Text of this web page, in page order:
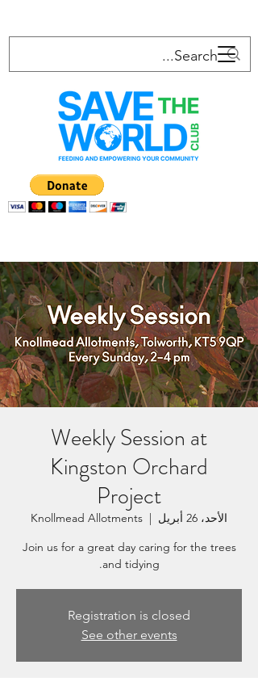
Weekly Session at
Kingston Orchard
Project
الأحد، 26 أبريل
  |
Knollmead Allotments
Join us for a great day caring for the trees
and tidying.
Registration is closed
See other events